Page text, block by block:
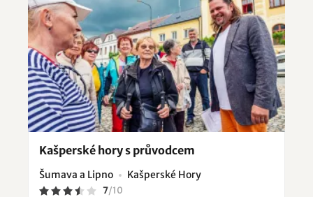
Kašperské hory s průvodcem
Šumava a Lipno Kašperské Hory
7/10